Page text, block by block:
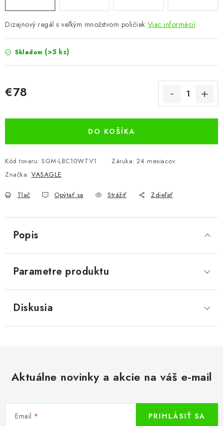
Kontakty Podmienky ochrany osobných údajov
Reklamácie a odstúpenie od zmluvy
Dizajnový regál s veľkým množstvom poličiek Viac informácií
Skladom (>5 ks)
€78
DO KOŠÍKA
Kód tovaru: SGM-LBC10WTV1 Záruka: 24 mesiacov
Značka: VASAGLE
Tlač Opýtať sa Strážiť Zdieľať
Popis
Parametre produktu
Diskusia
Aktuálne novinky a akcie na váš e-mail
Email PRIHLÁSIŤ SA